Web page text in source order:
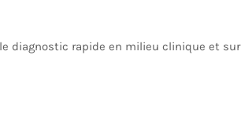
diagnostic rapide en milieu clinique et sur